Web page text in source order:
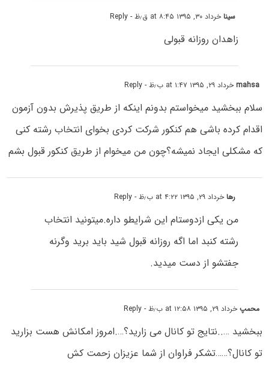
سیناخرداد ۳۰, ۱۳۹۵ at ۸:۴۵ ق٫ظ - Reply
زاهدان روزانه قبولی
mahsaخرداد ۲۹, ۱۳۹۵ at ۱:۴۷ ب٫ظ - Reply
سلام ببخشید میخواستم بدونم اینکه از طریق پذیرش بدون آزمون
اقدام کرده باشی هم کنکور شرکت کردی بخوای انتخاب رشته کنی
که مشکلی ایجاد نمیشه؟چون من میخوام از طریق کنکور قبول بشم
رهاخرداد ۲۹, ۱۳۹۵ at ۴:۲۲ ب٫ظ - Reply
من یکی ازدوستام این شرایطو داره.میتونید انتخاب
رشته کنبد اما اگه روزانه قبول شید باید برید وگرنه
جفتشو از دست میدید.
محمپخرداد ۲۹, ۱۳۹۵ at ۱۲:۵۸ ب٫ظ - Reply
ببخشید …..نتایج تو کانال می زارید؟….امروز امکانش هست بزارید
تو کانال؟……تشکر فراوان از شما عزیزان زحمت کش